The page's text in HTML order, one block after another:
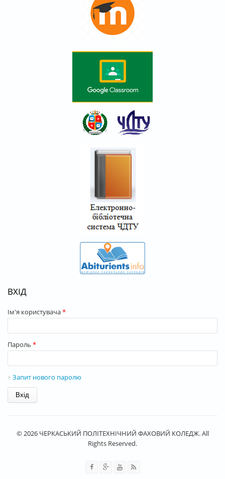
ВХІД
Ім'я користувача*
Пароль *
Запит нового паролю
© 2026 ЧЕРКАСЬКИЙ ПОЛІТЕХНІЧНИЙ ФАХОВИЙ КОЛЕДЖ. All
Rights Reserved.